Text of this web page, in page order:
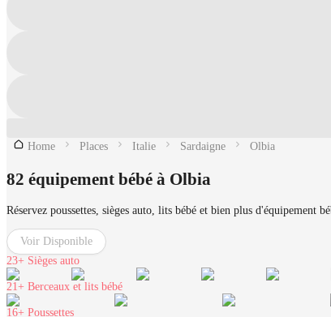
Home Places Italie Sardaigne Olbia
82 équipement bébé à Olbia
Réservez poussettes, sièges auto, lits bébé et bien plus d'équipement
Voir Disponible
23+ Sièges auto
21+ Berceaux et lits bébé
16+ Poussettes